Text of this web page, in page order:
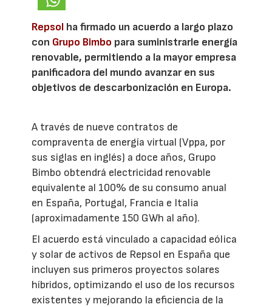
Repsol ha firmado un acuerdo a largo plazo
con Grupo Bimbo para suministrarle energía
renovable, permitiendo a la mayor empresa
panificadora del mundo avanzar en sus
objetivos de descarbonización en Europa.
A través de nueve contratos de
compraventa de energía virtual (Vppa, por
sus siglas en inglés) a doce años, Grupo
Bimbo obtendrá electricidad renovable
equivalente al 100% de su consumo anual
en España, Portugal, Francia e Italia
(aproximadamente 150 GWh al año).
El acuerdo está vinculado a capacidad eólica
y solar de activos de Repsol en España que
incluyen sus primeros proyectos solares
híbridos, optimizando el uso de los recursos
existentes y mejorando la eficiencia de la